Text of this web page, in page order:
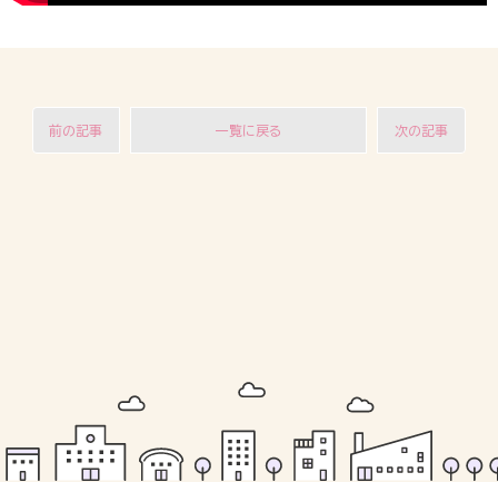
前の記事 一覧に戻る 次の記事